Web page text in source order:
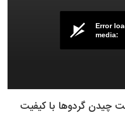
Error
media:
چیدن گردوها با کیفیت